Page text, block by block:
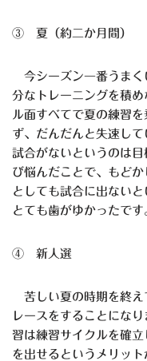
③ 夏（約二か月間）
今シーズン一番うまく
分なトレーニングを積
ル面すべてで夏の練習
ず、だんだんと失速し
試合がないというのは
び悩んだことで、もど
としても試合に出ない
とても歯がゆかったです
④ 新人選
苦しい夏の時期を終え
レースをすることにな
習は練習サイクルを確
を出せるというメリッ